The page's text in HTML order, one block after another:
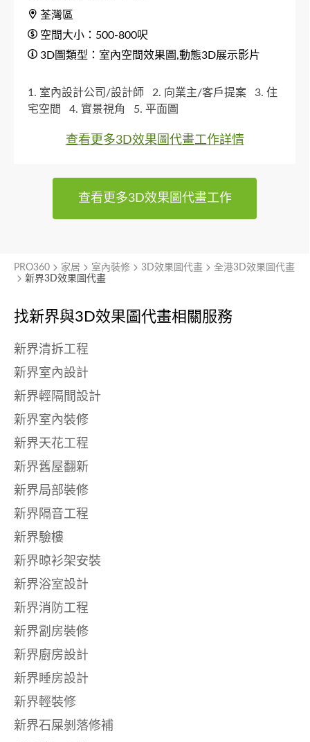
荃灣區
空間大小：500-800呎
3D圖類型：室內空間效果圖,動態3D展示影片
1. 室內設計公司/設計師 2. 向業主/客戶提案
3. 住
宅空間
4. 實景視角 5. 平面圖
查看更多3D效果圖代畫工作詳情
查看更多3D效果圖代畫工作
找新界與3D效果圖代畫相關服務
新界清拆工程
新界室內設計
新界輕隔間設計
新界室內裝修
新界天花工程
新界舊屋翻新
新界局部裝修
新界隔音工程
新界驗樓
新界晾衫架安裝
新界浴室設計
新界消防工程
新界劏房裝修
新界廚房設計
新界睡房設計
新界輕裝修
新界石屎剝落修補
PRO360 家居 室內裝修 3D效果圖代畫
全港3D效果圖代畫
新界3D效果圖代畫